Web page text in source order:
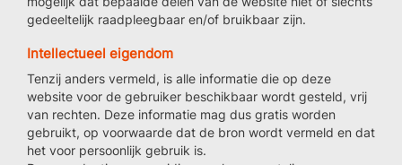
gedeeltelijk raadpleegbaar en/of bruikbaar zijn.
Intellectueel eigendom
Tenzij anders vermeld, is alle informatie die op deze
website voor de gebruiker beschikbaar wordt gesteld, vrij
van rechten. Deze informatie mag dus gratis worden
gebruikt, op voorwaarde dat de bron wordt vermeld en dat
het voor persoonlijk gebruik is.